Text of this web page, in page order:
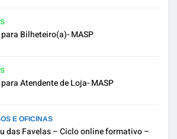
Bilheteiro(a)- MASP
Atendente de Loja- MASP
E OFICINAS
das Favelas – Ciclo online formativo –